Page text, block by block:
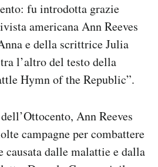
fu introdotta grazie
americana Ann Reeves
e della scrittrice Julia
l’altro del testo della
Hymn of the Republic”.
Ann Reeves
campagne per combattere
dalle malattie e dalla